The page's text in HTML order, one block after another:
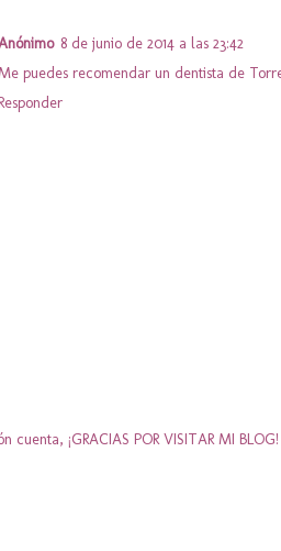
8 de junio de 2014 a las 23:42
puedes recomendar un dentista de
cuenta, ¡GRACIAS POR VISITAR MI BLOG!